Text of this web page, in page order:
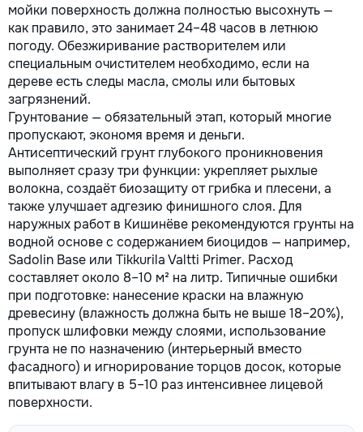
мойки поверхность должна полностью высохнуть —
как правило, это занимает 24–48 часов в летнюю
погоду. Обезжиривание растворителем или
специальным очистителем необходимо, если на
дереве есть следы масла, смолы или бытовых
загрязнений.
Грунтование — обязательный этап, который многие
пропускают, экономя время и деньги.
Антисептический грунт глубокого проникновения
выполняет сразу три функции: укрепляет рыхлые
волокна, создаёт биозащиту от грибка и плесени, а
также улучшает адгезию финишного слоя. Для
наружных работ в Кишинёве рекомендуются грунты на
водной основе с содержанием биоцидов — например,
Sadolin Base или Tikkurila Valtti Primer. Расход
составляет около 8–10 м² на литр. Типичные ошибки
при подготовке: нанесение краски на влажную
древесину (влажность должна быть не выше 18–20%),
пропуск шлифовки между слоями, использование
грунта не по назначению (интерьерный вместо
фасадного) и игнорирование торцов досок, которые
впитывают влагу в 5–10 раз интенсивнее лицевой
поверхности.